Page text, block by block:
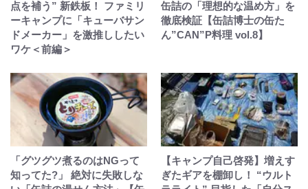
点を補う” 新鉄板！ ファミリ
ーキャンプに「キューバサン
ドメーカー」を激推ししたい
ワケ＜前編＞
缶詰の「理想的な温め方」を
徹底検証【缶詰博士の缶た
ん”CAN”P料理 vol.8】
「グツグツ煮るのはNGって
知ってた?」 絶対に失敗しな
【キャンプ自己啓発】増えす
ぎたギアを棚卸し！ “ウルト